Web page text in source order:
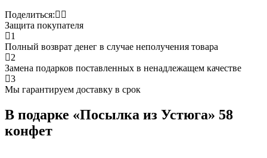
Поделиться:
Защита покупателя
1
Полный возврат денег в случае неполучения товара
2
Замена подарков поставленных в ненадлежащем качестве
3
Мы гарантируем доставку в срок
В подарке «Посылка из Устюга» 58
конфет